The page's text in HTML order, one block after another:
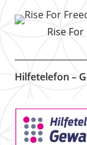
Rise
Hilfetelefon –